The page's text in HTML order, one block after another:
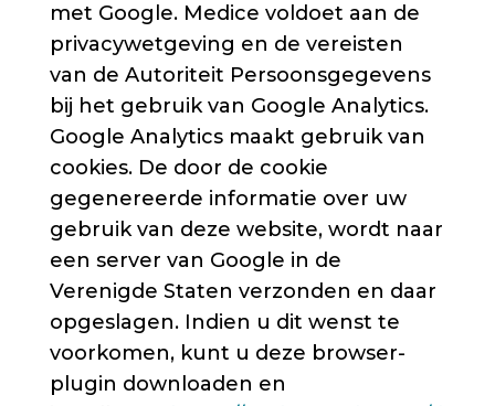
met Google. Medice voldoet aan de
privacywetgeving en de vereisten
van de Autoriteit Persoonsgegevens
bij het gebruik van Google Analytics.
Google Analytics maakt gebruik van
cookies. De door de cookie
gegenereerde informatie over uw
gebruik van deze website, wordt naar
een server van Google in de
Verenigde Staten verzonden en daar
opgeslagen. Indien u dit wenst te
voorkomen, kunt u deze browser-
plugin downloaden en